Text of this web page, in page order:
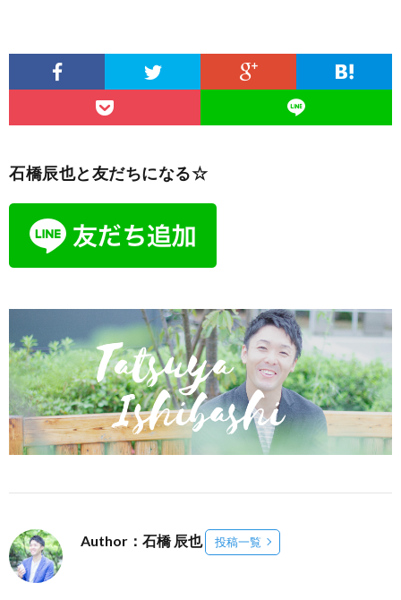
石橋辰也と友だちになる☆
Author：石橋 辰也 投稿一覧